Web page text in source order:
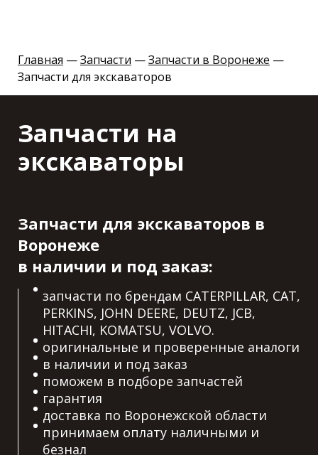
Главная —Запчасти —Запчасти в Воронеже —
Запчасти для экскаваторов
Запчасти на
экскаваторы
Запчасти для экскаваторов в
Воронеже
в наличии и под заказ:
запчасти по брендам CATERPILLAR, CAT,
PERKINS, JOHN DEERE, DEUTZ, JCB,
HITACHI, KOMATSU, VOLVO.
оригинальные и проверенные аналоги
в наличии и под заказ
поможем в подборе запчастей
гарантия
доставка по Воронежской области
принимаем оплату наличными и
безнал